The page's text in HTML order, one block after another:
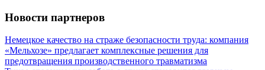
Новости партнеров
Немецкое качество на страже безопасности труда: компания
«Мельхозе» предлагает комплексные решения для
предотвращения производственного травматизма